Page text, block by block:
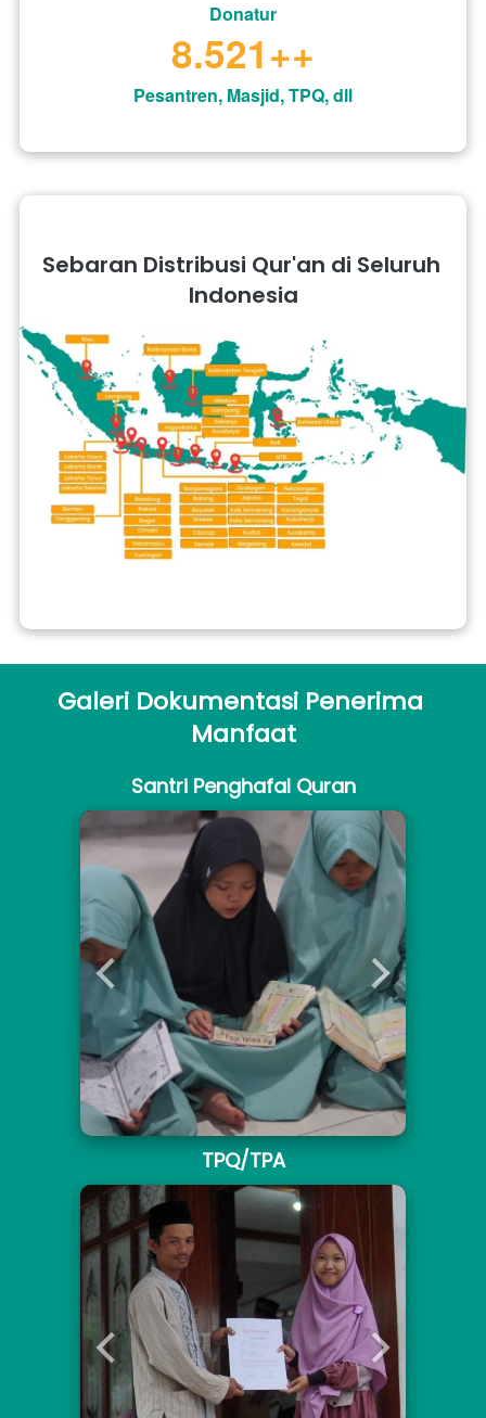
Donatur
8.521++
Pesantren, Masjid, TPQ, dll
Sebaran Distribusi Qur'an di Seluruh
Indonesia
Galeri Dokumentasi Penerima
Manfaat
Santri Penghafal Quran
TPQ/TPA